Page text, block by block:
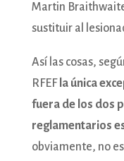
Martin
sustituir al
Así las cosas,
RFEF la única
fuera de los dos
reglamentarios
obviamente, no